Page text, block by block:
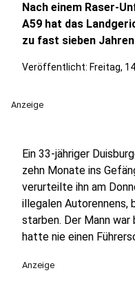
Nach einem Raser-
A59 hat das
zu fast sieben
Veröffentlicht: Freitag,
Anzeige
Ein 33-jähriger
zehn Monate ins
verurteilte ihn am
illegalen Autorennens,
starben. Der Mann
hatte nie einen
Anzeige